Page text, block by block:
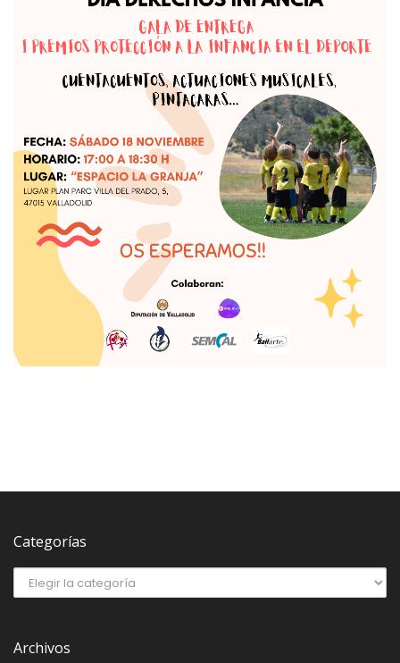
Categorías
Archivos